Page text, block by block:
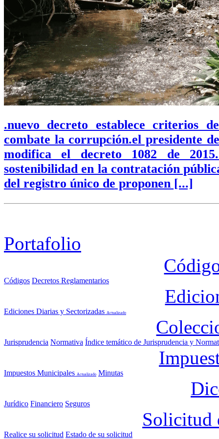
.nuevo decreto establece criterios
combate la corrupción.el presidente
modifica el decreto 1082 de
sostenibilidad en la contratación
del registro único de proponen [...]
Portafolio
Códigos Decretos Reglamentarios
Ediciones Diarias y Sectorizadas Actualizado
Jurisprudencia Normativa Índice temático de Jurisprudencia y
Impuestos Municipales Actualizado Minutas
Jurídico Financiero Seguros
Solicitud
Realice su solicitud Estado de su solicitud